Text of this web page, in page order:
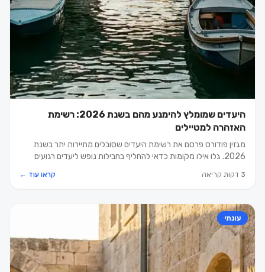
היעדים שמומלץ להימנע מהם בשנת 2026: רשימת
האזהרה למטיילים
מגזין פודורס פרסם את רשימת היעדים שסובלים מתיירות יתר בשנת
2026. גלו אילו מקומות כדאי להחליף בחבילות נופש ליעדים רגועים
3 דקות קריאה קראו עוד ←
עונתי